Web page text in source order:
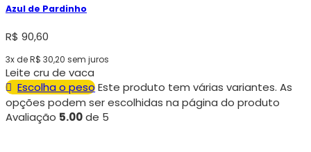
Azul de Pardinho
R$ 90,60
3x deR$ 30,20 sem juros
Leite cru de vaca
Escolha o pesoEste produto tem várias variantes. As
opções podem ser escolhidas na página do produto
Avaliação 5.00de 5